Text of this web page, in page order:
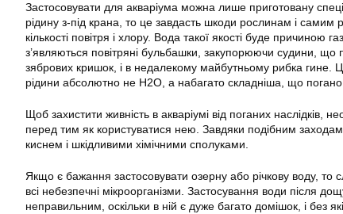
Застосовувати для акваріума можна лише приготовану
рідину з-під крана, то це завдасть шкоди рослинам і самим
кількості повітря і хлору. Вода такої якості буде причиною
з’являються повітряні бульбашки, закупорюючи судини, що
зябрових кришок, і в недалекому майбутньому рибка
рідини абсолютно не H2O, а набагато складніша, що
Щоб захистити живність в акваріумі від поганих наслідків,
перед тим як користуватися нею. Завдяки подібним
киснем і шкідливими хімічними сполуками.
Якщо є бажання застосовувати озерну або річкову воду, то
всі небезпечні мікроорганізми. Застосування води після
неправильним, оскільки в ній є дуже багато домішок, і без